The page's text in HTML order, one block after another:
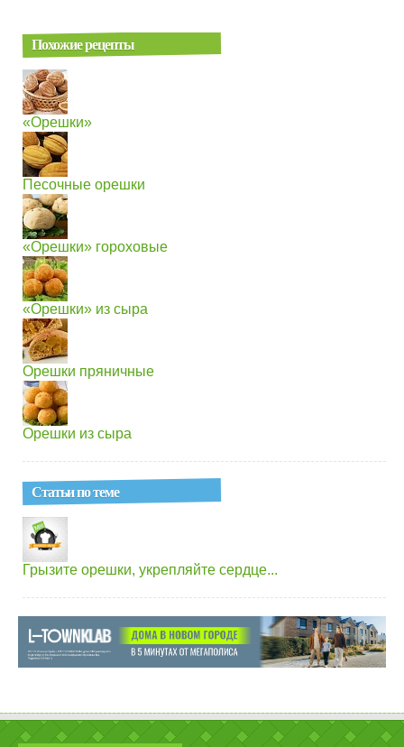
Похожие рецепты
«Орешки»
Песочные орешки
«Орешки» гороховые
«Орешки» из сыра
Орешки пряничные
Орешки из сыра
Статьи по теме
Грызите орешки, укрепляйте сердце...